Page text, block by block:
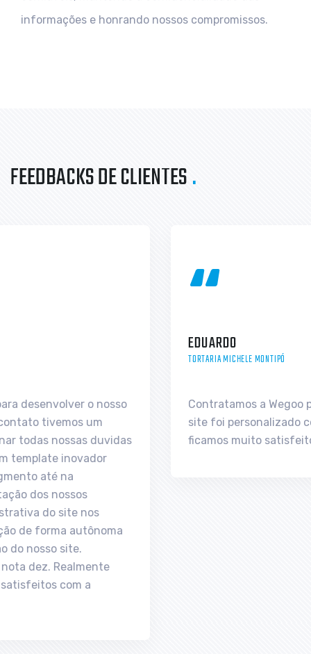
informações e honrando nossos compromissos.
FEEDBACKS DE CLIENTES.
Contratamos a Wegoo para fazer o nosso site. O
site foi personalizado conforme solicitamos e
ficamos muito satisfeitos com o trabalho.